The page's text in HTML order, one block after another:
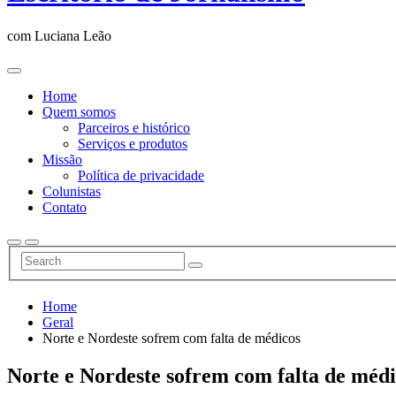
com Luciana Leão
Home
Quem somos
Parceiros e histórico
Serviços e produtos
Missão
Política de privacidade
Colunistas
Contato
Home
Geral
Norte e Nordeste sofrem com falta de médicos
Norte e Nordeste sofrem com falta de